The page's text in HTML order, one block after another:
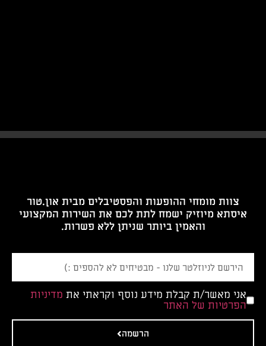
צוות מומחי ההופעות והפסטיבלים מבית און.טור
איסתא מיוזיק ישמח לתת לכם את השירות המקצועי
והאמין ביותר שניתן ללא פשרות.
אני מאשר/ת קבלת מידע נוסף וקראתי את מדיניות
הפרטיות של האתר
הרשמה